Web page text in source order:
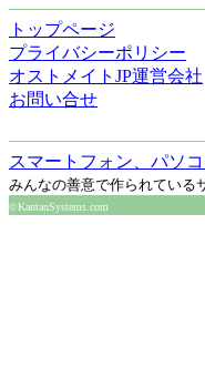
トップページ
プライバシーポリシー
オストメイトJP運営会社
お問い合せ
スマートフォン、パソ
みんなの善意で作られている
©KantanSystems.com